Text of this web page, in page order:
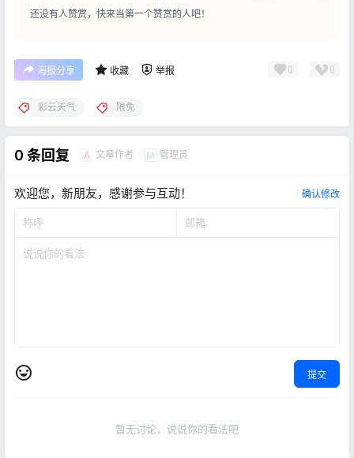
还没有人赞赏，快来当第一个赞赏的人吧！
海报分享 收藏 举报 0 0
彩云天气 限免
0 条回复 A 文章作者 M 管理员
欢迎您，新朋友，感谢参与互动！ 确认修改
提交
暂无讨论，说说你的看法吧